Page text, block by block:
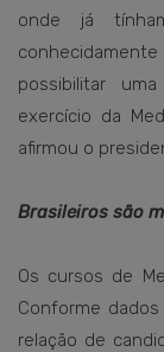
onde já
possibilitar
exercício da
afirmou o
Brasileiros são
Os cursos de
Conforme dados
relação de